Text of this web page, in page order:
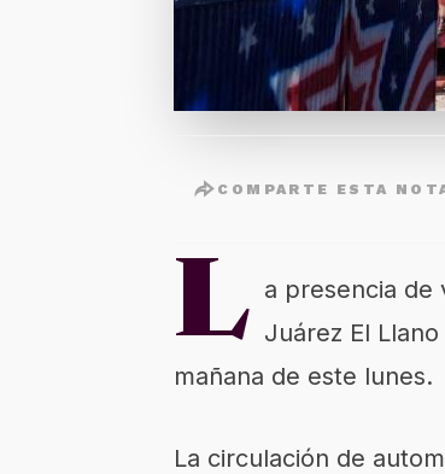
COMPARTE ESTA
L a presencia de
Juárez El
mañana de este lunes.
La circulación de